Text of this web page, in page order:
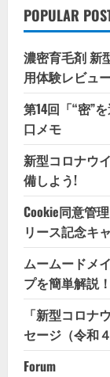
POPULAR
濃密育毛剤 新
用体験レビュ
第14回「“密”
口メモ
新型コロナウ
備しよう!
Cookie同意管
リース記念キ
ムームードメ
プを簡単解説！
「新型コロナ
セージ（令和
Forum